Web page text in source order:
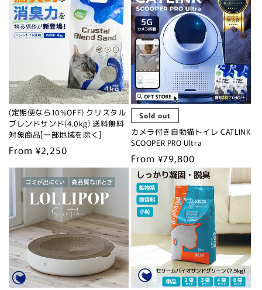
(定期便なら10%OFF) クリスタル
ブレンドサンド(4.0kg) 送料無料
対象商品[一部地域を除く]
Regular
price
From ¥2,250
Sold out
カメラ付き自動猫トイレ CATLINK
SCOOPER PRO Ultra
Regular
price
From ¥79,800